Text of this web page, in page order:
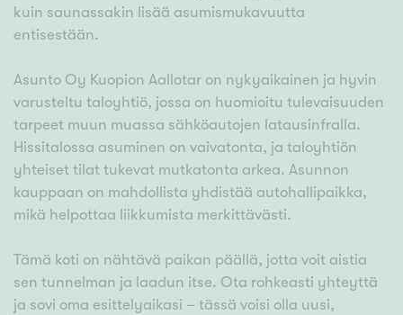
kuin saunassakin lisää asumismukavuutta
entisestään.
Asunto Oy Kuopion Aallotar on nykyaikainen ja hyvin
varusteltu taloyhtiö, jossa on huomioitu tulevaisuuden
tarpeet muun muassa sähköautojen latausinfralla.
Hissitalossa asuminen on vaivatonta, ja taloyhtiön
yhteiset tilat tukevat mutkatonta arkea. Asunnon
kauppaan on mahdollista yhdistää autohallipaikka,
mikä helpottaa liikkumista merkittävästi.
Tämä koti on nähtävä paikan päällä, jotta voit aistia
sen tunnelman ja laadun itse. Ota rohkeasti yhteyttä
ja sovi oma esittelyaikasi – tässä voisi olla uusi,